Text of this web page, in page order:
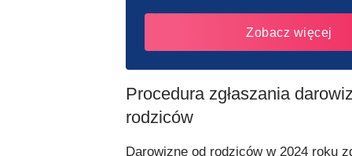
Zobacz więcej
Procedura zgłaszania
rodziców
Darowiznę od rodziców w 2024 roku